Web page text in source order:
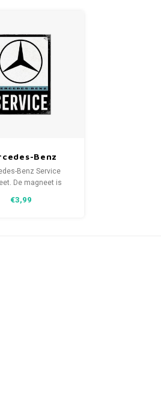
Benz
magneet
Benz Service
De magneet is
ieder magnetisch
€3,99